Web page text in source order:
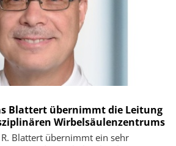
Blattert übernimmt die Leitung
Wirbelsäulenzentrums
Blattert übernimmt ein sehr